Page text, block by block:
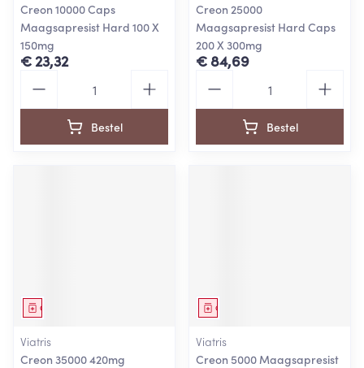
Creon 10000 Caps
Maagsapresist Hard 100 X
150mg
€ 23,32
Bestel
Creon 25000
Maagsapresist Hard Caps
200 X 300mg
€ 84,69
Bestel
Geneesmiddel
Viatris
Creon 35000 420mg
Geneesmiddel
Viatris
Creon 5000 Maagsapresist